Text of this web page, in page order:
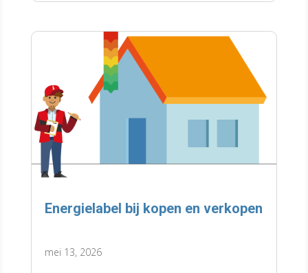
Energielabel bij kopen en verkopen
mei 13, 2026